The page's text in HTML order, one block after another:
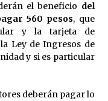
el beneficio del
560 pesos, que
y la tarjeta de
Ley de Ingresos de
y si es particular
deberán pagar lo